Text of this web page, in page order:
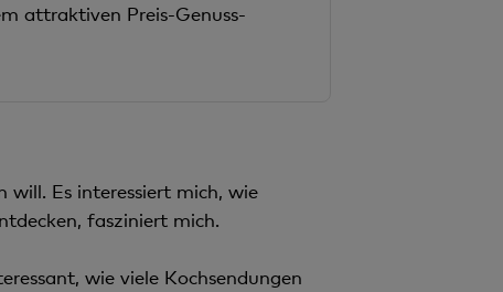
attraktiven Preis-Genuss-
will. Es interessiert mich, wie
fasziniert mich.
wie viele Kochsendungen